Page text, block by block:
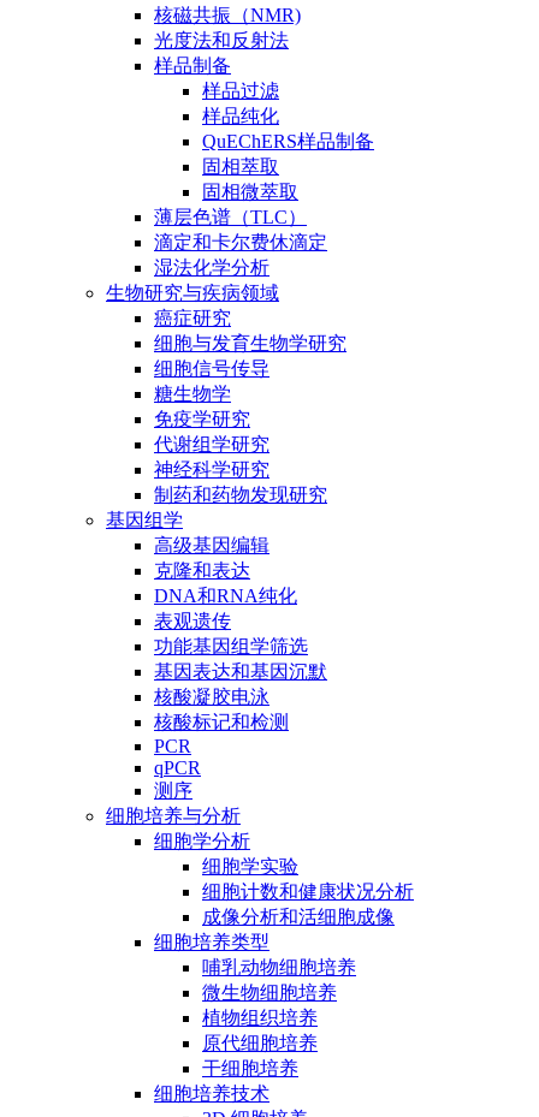
核磁共振（NMR)
光度法和反射法
样品制备
样品过滤
样品纯化
QuEChERS样品制备
固相萃取
固相微萃取
薄层色谱（TLC）
滴定和卡尔费休滴定
湿法化学分析
生物研究与疾病领域
癌症研究
细胞与发育生物学研究
细胞信号传导
糖生物学
免疫学研究
代谢组学研究
神经科学研究
制药和药物发现研究
基因组学
高级基因编辑
克隆和表达
DNA和RNA纯化
表观遗传
功能基因组学筛选
基因表达和基因沉默
核酸凝胶电泳
核酸标记和检测
PCR
qPCR
测序
细胞培养与分析
细胞学分析
细胞学实验
细胞计数和健康状况分析
成像分析和活细胞成像
细胞培养类型
哺乳动物细胞培养
微生物细胞培养
植物组织培养
原代细胞培养
干细胞培养
细胞培养技术